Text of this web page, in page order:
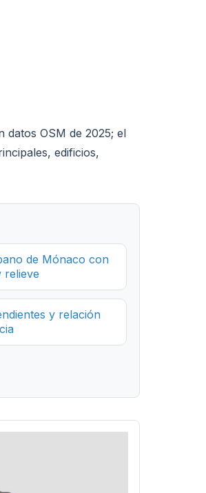
datos OSM de 2025; el
edificios,
de Mónaco con
relieve
y relación